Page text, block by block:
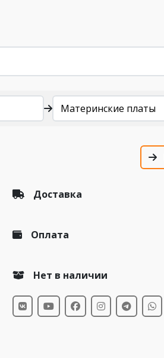
Материнские платы
Доставка
Оплата
Нет в наличии